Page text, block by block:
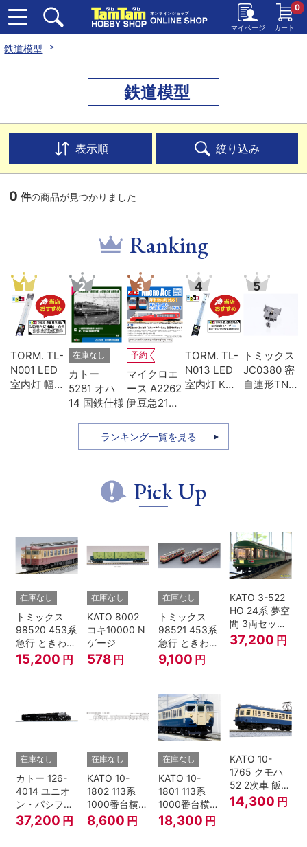
マイページ カート
0
鉄道模型
鉄道模型
表示順 絞り込み
0 件の商品が見つかりました
Ranking
1
TORM. TL-
N001 LED
室内灯 幅狭
2
在庫なし
カトー
5281 オハ
14 国鉄仕様
3
予約
マイクロエ
ース A2262
伊豆急2100
ルファ・リ
ゾート21 登
4
TORM. TL-
N013 LED
室内灯 Kタ
型
5
トミックス
JC0380 密
自連形TNカ
ランキング一覧を見る
Pick Up
在庫なし
トミックス
98520 453系
急行 ときわ
基本4両セッ
ト Nゲージ
15,200 円
在庫なし
KATO 8002
コキ10000 N
ゲージ
578 円
在庫なし
トミックス
98521 453系
急行 ときわ
増結3両セッ
ト Nゲージ
9,100 円
KATO 3-522
HO 24系 夢空
間 3両セット
HOゲージ
37,200 円
在庫なし
カトー 126-
4014 ユニオ
ン・パシフィ
ック鉄道 ビッ
グボーイ＃
37,200 円
在庫なし
KATO 10-
1802 113系
1000番台横須
賀・総武快速
線 増結4両セ
8,600 円
在庫なし
KATO 10-
1801 113系
1000番台横須
賀・総武快速
線 基本7両セ
18,300 円
KATO 10-
1765 クモハ
52 2次車 飯田
線 4両セット
Nゲージ
14,300 円